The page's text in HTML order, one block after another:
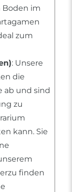
Boden im
zum
: Unsere
die
ab und sind
zu
kann. Sie
finden